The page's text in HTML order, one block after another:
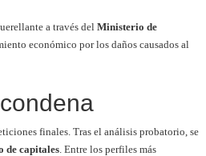
a través del Ministerio de
económico por los daños causados al
finales. Tras el análisis probatorio, se
de capitales . Entre los perfiles más